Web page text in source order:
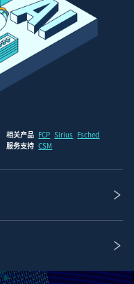
相关产品 FCP Sirius
Fsched
服务支持
CSM